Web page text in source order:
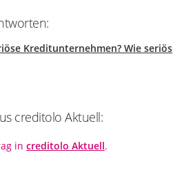
Kreditunternehmen? Wie seriös
creditolo Aktuell:
in creditolo Aktuell.